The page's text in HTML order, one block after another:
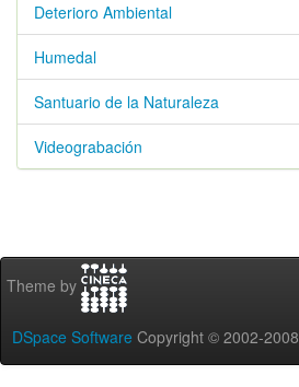
Deterioro Ambiental
Humedal
Santuario de la Naturaleza
Videograbación
Theme by
DSpace Software Copyright © 2002-2008